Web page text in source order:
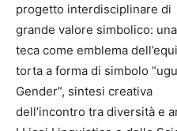
progetto interdisciplinare di
grande valore simbolico:
teca come emblema
torta a forma di simbolo
Gender”, sintesi creativa
dell’incontro tra diversità e